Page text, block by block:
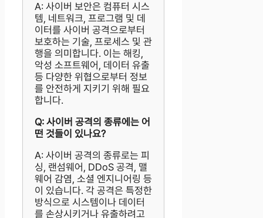
A: 사이버 보안은 컴퓨터 시스
템, 네트워크, 프로그램 및 데
이터를 사이버 공격으로부터
보호하는 기술, 프로세스 및 관
행을 의미합니다. 이는 해킹,
악성 소프트웨어, 데이터 유출
등 다양한 위협으로부터 정보
를 안전하게 지키기 위해 필요
합니다.
Q: 사이버 공격의 종류에는 어
떤 것들이 있나요?
A: 사이버 공격의 종류로는 피
싱, 랜섬웨어, DDoS 공격, 맬
웨어 감염, 소셜 엔지니어링 등
이 있습니다. 각 공격은 특정한
방식으로 시스템이나 데이터
를 손상시키거나 유출하려고